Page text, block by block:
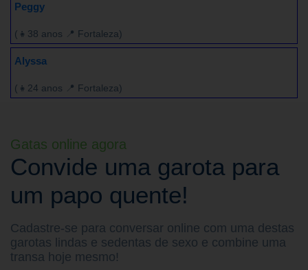
Peggy
(👧38 anos 📍 Fortaleza)
Alyssa
(👧24 anos 📍 Fortaleza)
Gatas online agora
Convide uma garota para
um papo quente!
Cadastre-se para conversar online com uma destas
garotas lindas e sedentas de sexo e combine uma
transa hoje mesmo!